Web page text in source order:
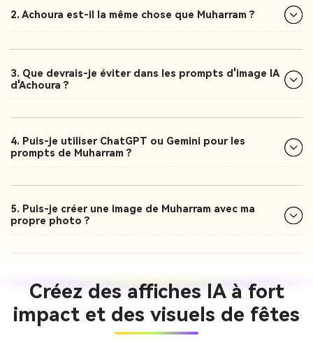
2. Achoura est-il la même chose que Muharram ?
3. Que devrais-je éviter dans les prompts d'image IA
d'Achoura ?
4. Puis-je utiliser ChatGPT ou Gemini pour les
prompts de Muharram ?
5. Puis-je créer une image de Muharram avec ma
propre photo ?
Créez des affiches IA à fort
impact et des visuels de fêtes